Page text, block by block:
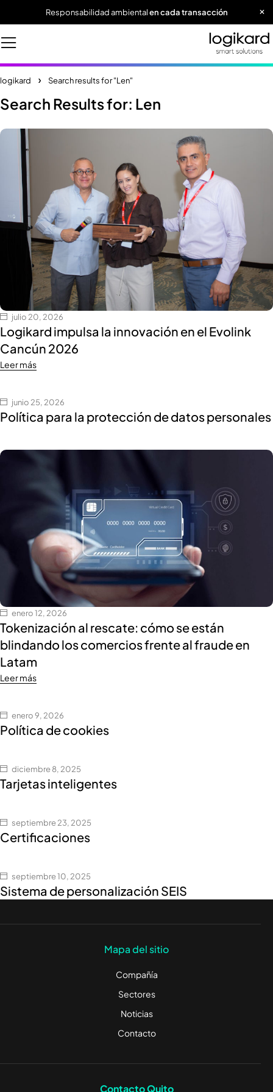
Responsabilidad ambientalen cada transacción
logikard Search results for "Len"
Search Results for: Len
julio 20, 2026
Logikard impulsa la innovación en el Evolink
Cancún 2026
Leer más
junio 25, 2026
Política para la protección de datos personales
enero 12, 2026
Tokenización al rescate: cómo se están
blindando los comercios frente al fraude en
Latam
Leer más
enero 9, 2026
Política de cookies
diciembre 8, 2025
Tarjetas inteligentes
septiembre 23, 2025
Certificaciones
septiembre 10, 2025
Sistema de personalización SEIS
Mapa del sitio
Compañía
Sectores
Noticias
Contacto
Contacto Quito